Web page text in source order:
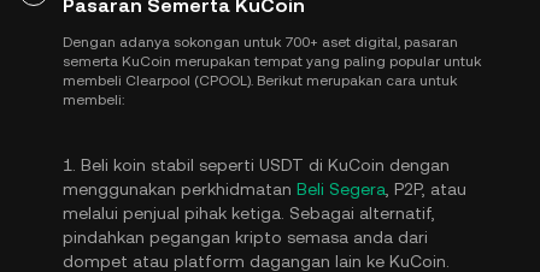
Pasaran Semerta KuCoin
Dengan adanya sokongan untuk 700+ aset digital, pasaran
semerta KuCoin merupakan tempat yang paling popular untuk
membeli Clearpool (CPOOL). Berikut merupakan cara untuk
membeli:
1. Beli koin stabil seperti USDT di KuCoin dengan
menggunakan perkhidmatan Beli Segera , P2P, atau
melalui penjual pihak ketiga. Sebagai alternatif,
pindahkan pegangan kripto semasa anda dari
dompet atau platform dagangan lain ke KuCoin.